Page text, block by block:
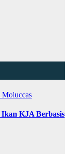
Moluccas
KJA Berbasis